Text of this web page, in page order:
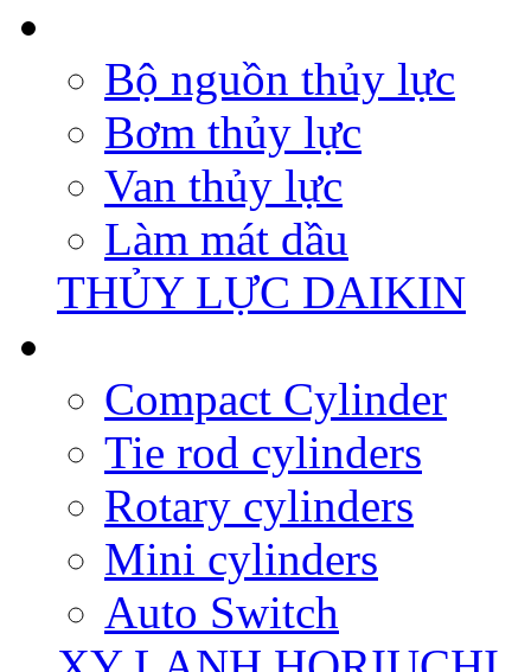
Bộ nguồn thủy lực
Bơm thủy lực
Van thủy lực
Làm mát dầu
THỦY LỰC DAIKIN
Compact Cylinder
Tie rod cylinders
Rotary cylinders
Mini cylinders
Auto Switch